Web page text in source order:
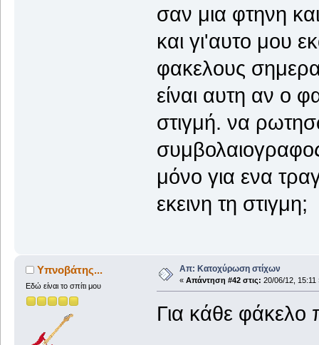
σαν μια φτηνη
και γι'αυτο μου
φακελους
είναι αυτη αν ο
στιγμή. να
μόνο για ενα
εκεινη τη στιγμη;
Υπνοβάτης...
Εδώ είναι το σπίτι μου
Απ: Κατοχύρωση στίχων
« Απάντηση #42 στις: 20/06/12, 15:11
Για κάθε φάκελο